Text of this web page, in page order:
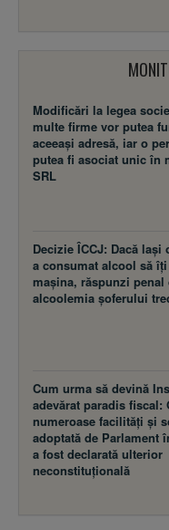
Modificări la legea
multe firme vor putea
aceeaşi adresă, iar o
putea fi asociat unic în
SRL
Decizie ÎCCJ: Dacă laşi
a consumat alcool să
maşina, răspunzi penal
alcoolemia şoferului
Cum urma să devină
adevărat paradis fiscal:
numeroase facilităţi şi
adoptată de Parlament
a fost declarată ulterior
neconstituţională